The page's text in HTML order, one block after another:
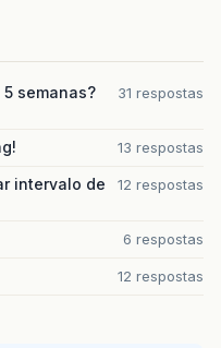
semanas?
31 respostas
13 respostas
intervalo de
12 respostas
6 respostas
12 respostas